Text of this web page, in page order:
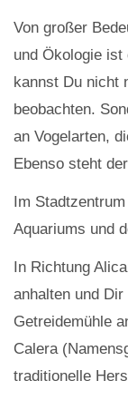
Von großer
und Ökologie
kannst Du nicht
beobachten.
an Vogelarten,
Ebenso steht
Im
Aquariums und
In Richtung
anhalten und
Getreidemühle
Calera
traditionelle